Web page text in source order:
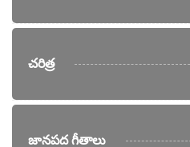
చరిత్ర
జానపద గీతాలు